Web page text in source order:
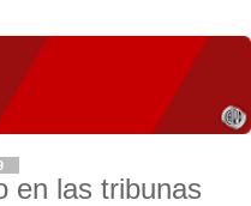
en las tribunas